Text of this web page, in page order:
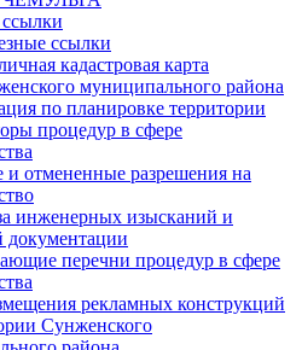
ссылки
кадастровая карта
муниципального района
по планировке территории
процедур в сфере
отмененные разрешения на
инженерных изысканий и
документации
перечни процедур в сфере
рекламных конструкций
Сунженского